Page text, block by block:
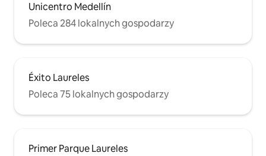
Unicentro Medellín
Poleca 284 lokalnych gospodarzy
Éxito Laureles
Poleca 75 lokalnych gospodarzy
Primer Parque Laureles